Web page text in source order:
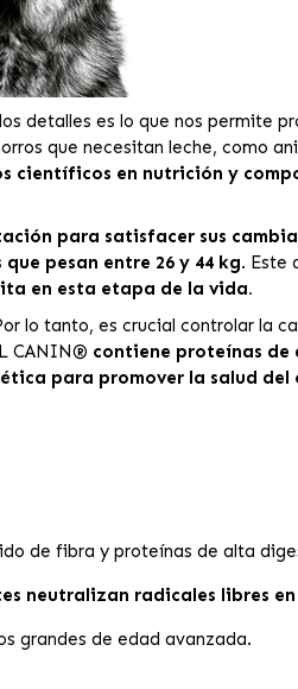
detalles es lo que nos permite
que necesitan leche, como
científicos en nutrición y
para satisfacer sus
pesan entre 26 y 44 kg. Este
en esta etapa de la vida.
lo tanto, es crucial controlar la
CANIN® contiene proteínas de
para promover la salud del
de fibra y proteínas de alta
neutralizan radicales libres en
grandes de edad avanzada.